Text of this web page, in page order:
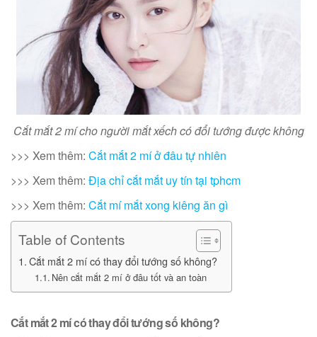
Cắt mắt 2 mí cho người mắt xếch có đổi tướng được không
>>> Xem thêm: Cắt mắt 2 mí ở đâu tự nhiên
>>> Xem thêm: Địa chỉ cắt mắt uy tín tại tphcm
>>> Xem thêm: Cắt mí mắt xong kiêng ăn gì
Table of Contents
Cắt mắt 2 mí có thay đổi tướng số không?
Nên cắt mắt 2 mí ở đâu tốt và an toàn
Cắt mắt 2 mí có thay đổi tướng số không?